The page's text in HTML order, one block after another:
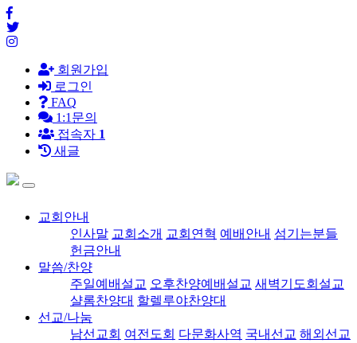
회원가입
로그인
FAQ
1:1문의
접속자 1
새글
교회안내
인사말 교회소개 교회연혁 예배안내 섬기는분들
헌금안내
말씀/찬양
주일예배설교 오후찬양예배설교 새벽기도회설교
샬롬찬양대 할렐루야찬양대
선교/나눔
남선교회 여전도회 다문화사역 국내선교 해외선교